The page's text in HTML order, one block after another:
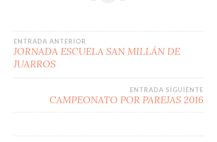
Navegación
de
entradas
ENTRADA ANTERIOR
JORNADA ESCUELA SAN MILLÁN DE
JUARROS
ENTRADA SIGUIENTE
CAMPEONATO POR PAREJAS 2016